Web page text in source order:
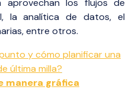
aprovechan los flujos de
la analítica de datos, el
entre otros.
y cómo planificar una
última milla?
manera gráfica